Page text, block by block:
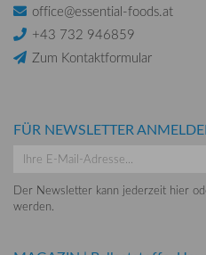
office@essential-foods.at
+43 732 946859
Zum Kontaktformular
FÜR NEWSLETTER
Der Newsletter kann jederzeit hier
werden.